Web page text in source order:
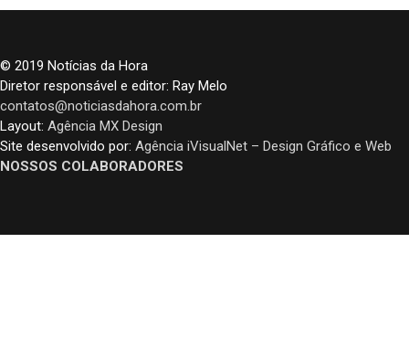
© 2019 Notícias da Hora
Diretor responsável e editor: Ray Melo
contatos@noticiasdahora.com.br
Layout: Agência MX Design
Site desenvolvido por: Agência iVisualNet – Design Gráfico e Web
NOSSOS COLABORADORES